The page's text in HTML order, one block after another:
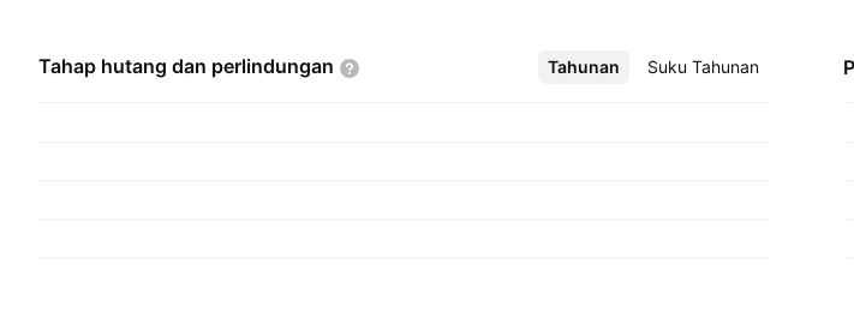
Tahap hutang dan perlindungan Tahunan Suku Tahunan
Lebih